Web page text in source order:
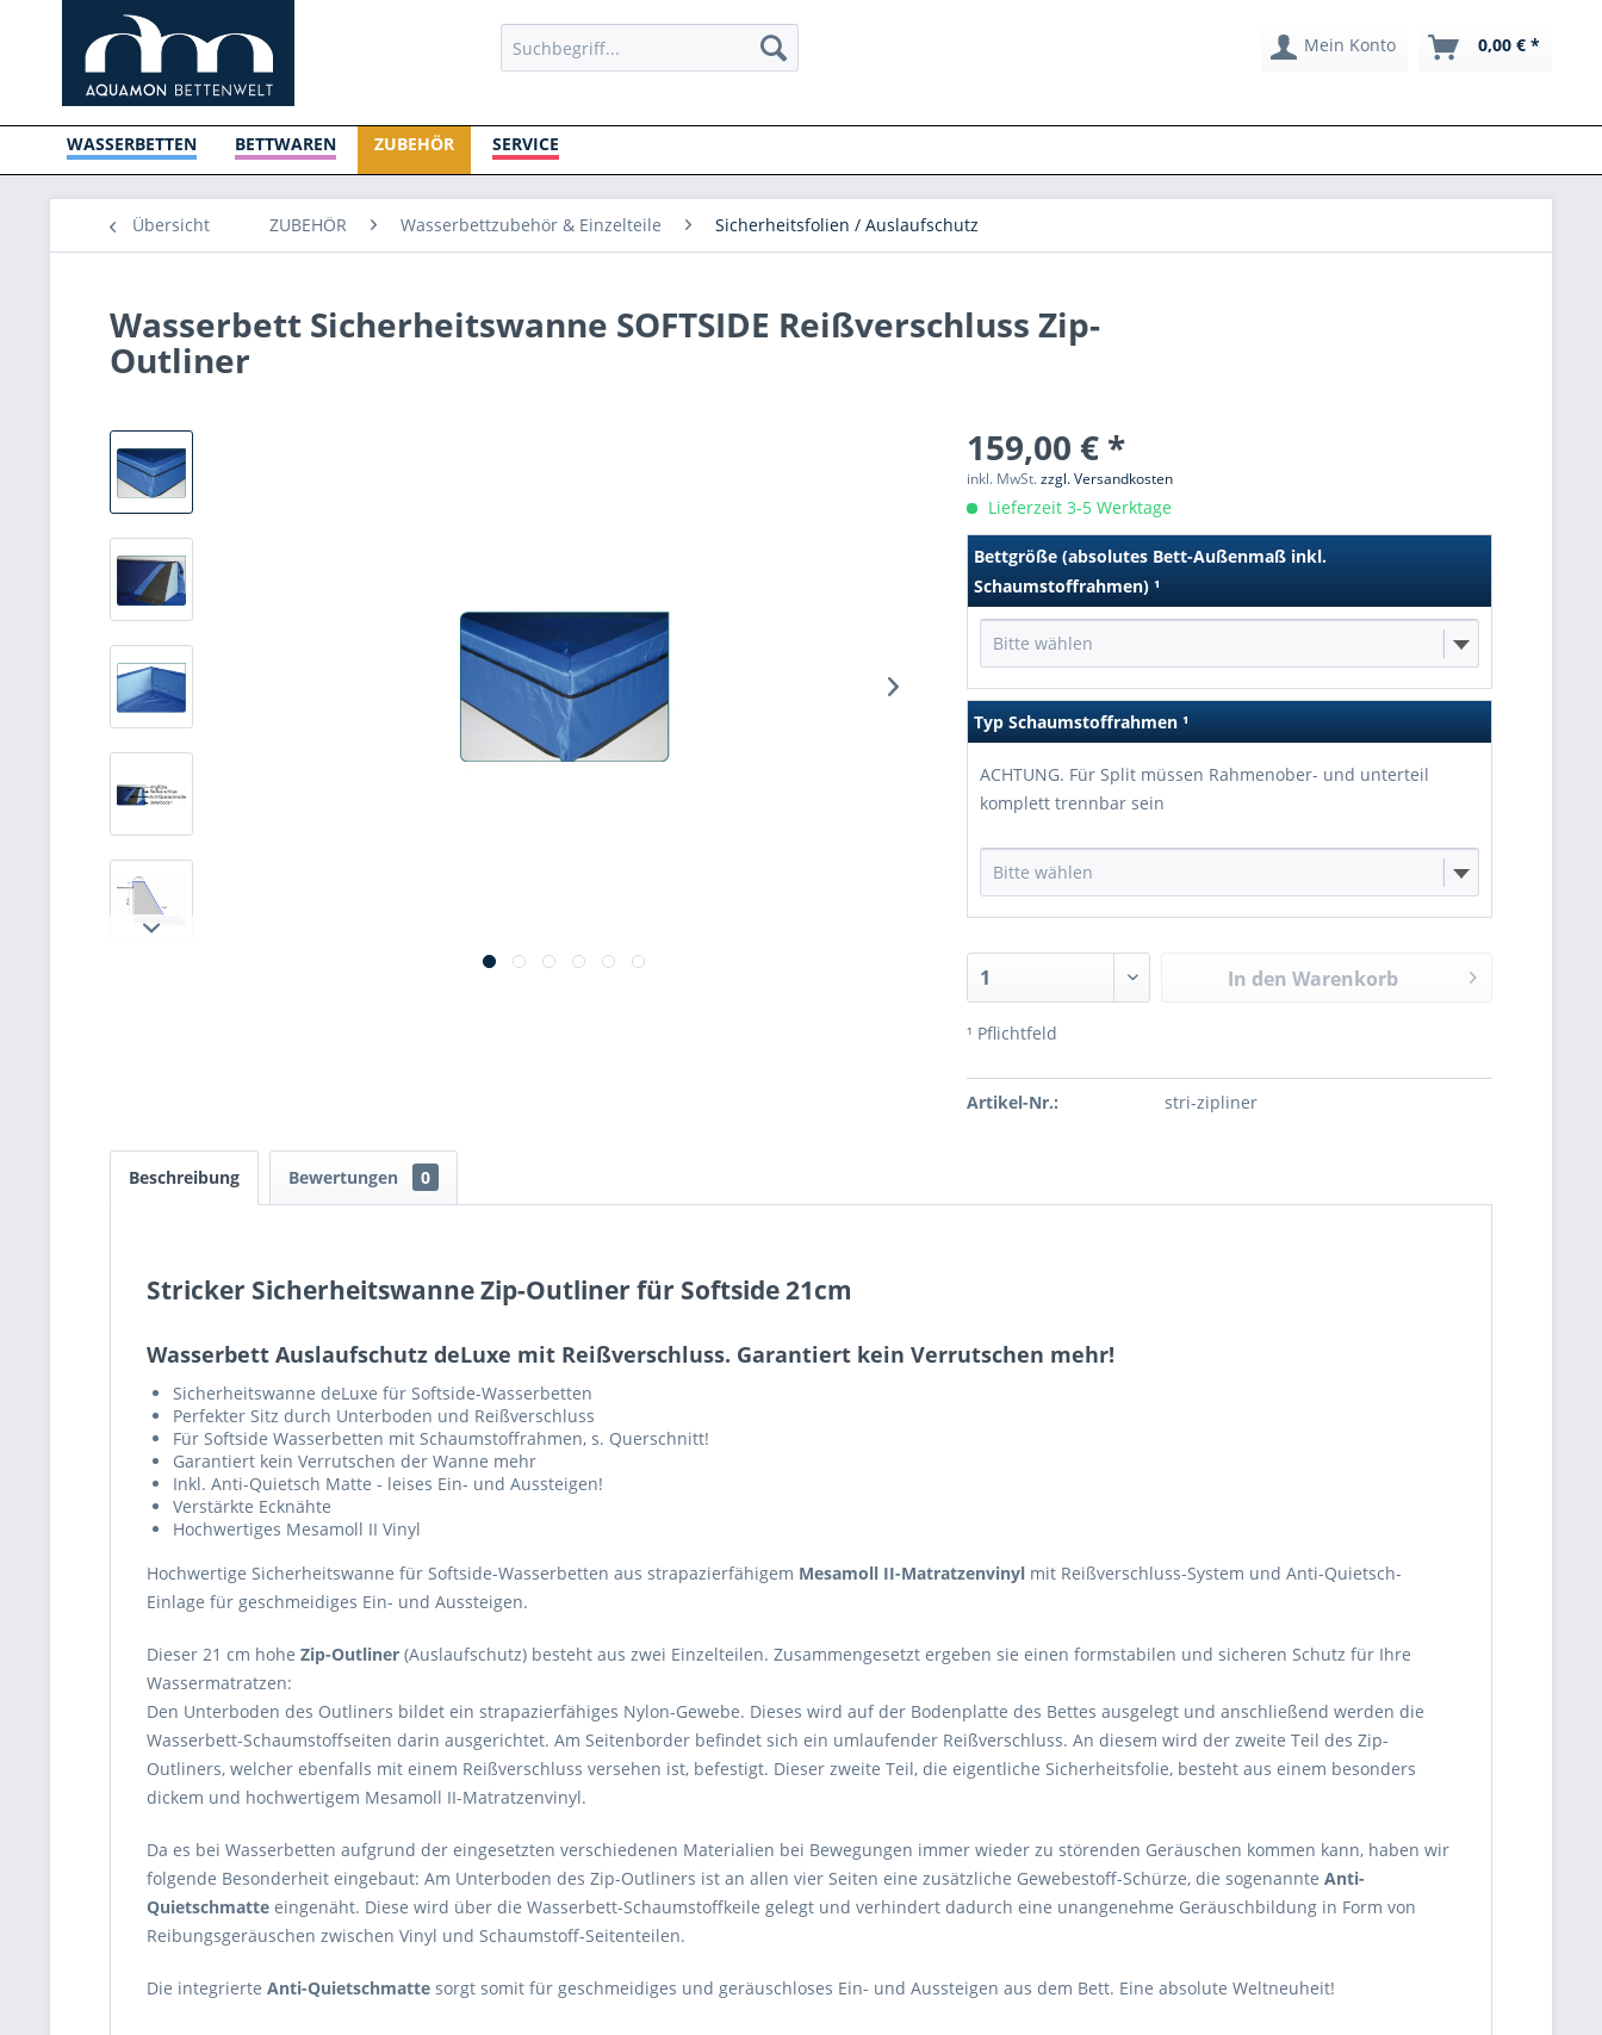
Mein Konto 0,00 € *
WASSERBETTEN BETTWAREN ZUBEHÖR SERVICE
Übersicht ZUBEHÖR Wasserbettzubehör & Einzelteile Sicherheitsfolien / Auslaufschutz
Wasserbett Sicherheitswanne SOFTSIDE Reißverschluss Zip-
Outliner
159,00 € *
inkl. MwSt.zzgl. Versandkosten
Lieferzeit 3-5 Werktage
Bettgröße (absolutes Bett-Außenmaß inkl.
Schaumstoffrahmen)¹
Bitte wählen
Typ Schaumstoffrahmen¹
ACHTUNG. Für Split müssen Rahmenober- und unterteil
komplett trennbar sein
Bitte wählen
In den Warenkorb
¹ Pflichtfeld
Artikel-Nr.: stri-zipliner
Beschreibung Bewertungen 0
Stricker Sicherheitswanne Zip-Outliner für Softside 21cm
Wasserbett Auslaufschutz deLuxe mit Reißverschluss. Garantiert kein Verrutschen mehr!
Sicherheitswanne deLuxe für Softside-Wasserbetten
Perfekter Sitz durch Unterboden und Reißverschluss
Für Softside Wasserbetten mit Schaumstoffrahmen, s. Querschnitt!
Garantiert kein Verrutschen der Wanne mehr
Inkl. Anti-Quietsch Matte - leises Ein- und Aussteigen!
Verstärkte Ecknähte
Hochwertiges Mesamoll II Vinyl
Hochwertige Sicherheitswanne für Softside-Wasserbetten aus strapazierfähigem Mesamoll II-Matratzenvinyl mit Reißverschluss-System und Anti-Quietsch-
Einlage für geschmeidiges Ein- und Aussteigen.
Dieser 21 cm hohe Zip-Outliner (Auslaufschutz) besteht aus zwei Einzelteilen. Zusammengesetzt ergeben sie einen formstabilen und sicheren Schutz für Ihre
Wassermatratzen:
Den Unterboden des Outliners bildet ein strapazierfähiges Nylon-Gewebe. Dieses wird auf der Bodenplatte des Bettes ausgelegt und anschließend werden die
Wasserbett-Schaumstoffseiten darin ausgerichtet. Am Seitenborder befindet sich ein umlaufender Reißverschluss. An diesem wird der zweite Teil des Zip-
Outliners, welcher ebenfalls mit einem Reißverschluss versehen ist, befestigt. Dieser zweite Teil, die eigentliche Sicherheitsfolie, besteht aus einem besonders
dickem und hochwertigem Mesamoll II-Matratzenvinyl.
Da es bei Wasserbetten aufgrund der eingesetzten verschiedenen Materialien bei Bewegungen immer wieder zu störenden Geräuschen kommen kann, haben wir
folgende Besonderheit eingebaut: Am Unterboden des Zip-Outliners ist an allen vier Seiten eine zusätzliche Gewebestoff-Schürze, die sogenannte Anti-
Quietschmatte eingenäht. Diese wird über die Wasserbett-Schaumstoffkeile gelegt und verhindert dadurch eine unangenehme Geräuschbildung in Form von
Reibungsgeräuschen zwischen Vinyl und Schaumstoff-Seitenteilen.
Die integrierte Anti-Quietschmatte sorgt somit für geschmeidiges und geräuschloses Ein- und Aussteigen aus dem Bett. Eine absolute Weltneuheit!